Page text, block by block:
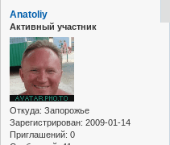
Anatoliy
Активный участник
Откуда: Запорожье
Зарегистрирован: 2009-01-14
Приглашений: 0